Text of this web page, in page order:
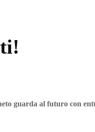
guarda al futuro con